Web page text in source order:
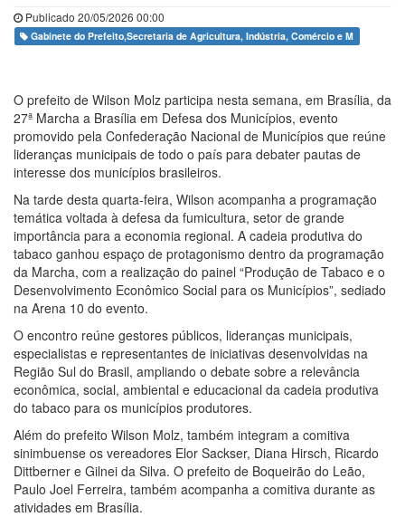
Publicado 20/05/2026 00:00
Gabinete do Prefeito,Secretaria de Agricultura, Indústria, Comércio e M
O prefeito de Wilson Molz participa nesta semana, em Brasília, da
27ª Marcha a Brasília em Defesa dos Municípios, evento
promovido pela Confederação Nacional de Municípios que reúne
lideranças municipais de todo o país para debater pautas de
interesse dos municípios brasileiros.
Na tarde desta quarta-feira, Wilson acompanha a programação
temática voltada à defesa da fumicultura, setor de grande
importância para a economia regional. A cadeia produtiva do
tabaco ganhou espaço de protagonismo dentro da programação
da Marcha, com a realização do painel “Produção de Tabaco e o
Desenvolvimento Econômico Social para os Municípios”, sediado
na Arena 10 do evento.
O encontro reúne gestores públicos, lideranças municipais,
especialistas e representantes de iniciativas desenvolvidas na
Região Sul do Brasil, ampliando o debate sobre a relevância
econômica, social, ambiental e educacional da cadeia produtiva
do tabaco para os municípios produtores.
Além do prefeito Wilson Molz, também integram a comitiva
sinimbuense os vereadores Elor Sackser, Diana Hirsch, Ricardo
Dittberner e Gilnei da Silva. O prefeito de Boqueirão do Leão,
Paulo Joel Ferreira, também acompanha a comitiva durante as
atividades em Brasília.